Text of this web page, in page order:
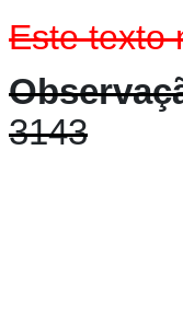
Este texto
3143